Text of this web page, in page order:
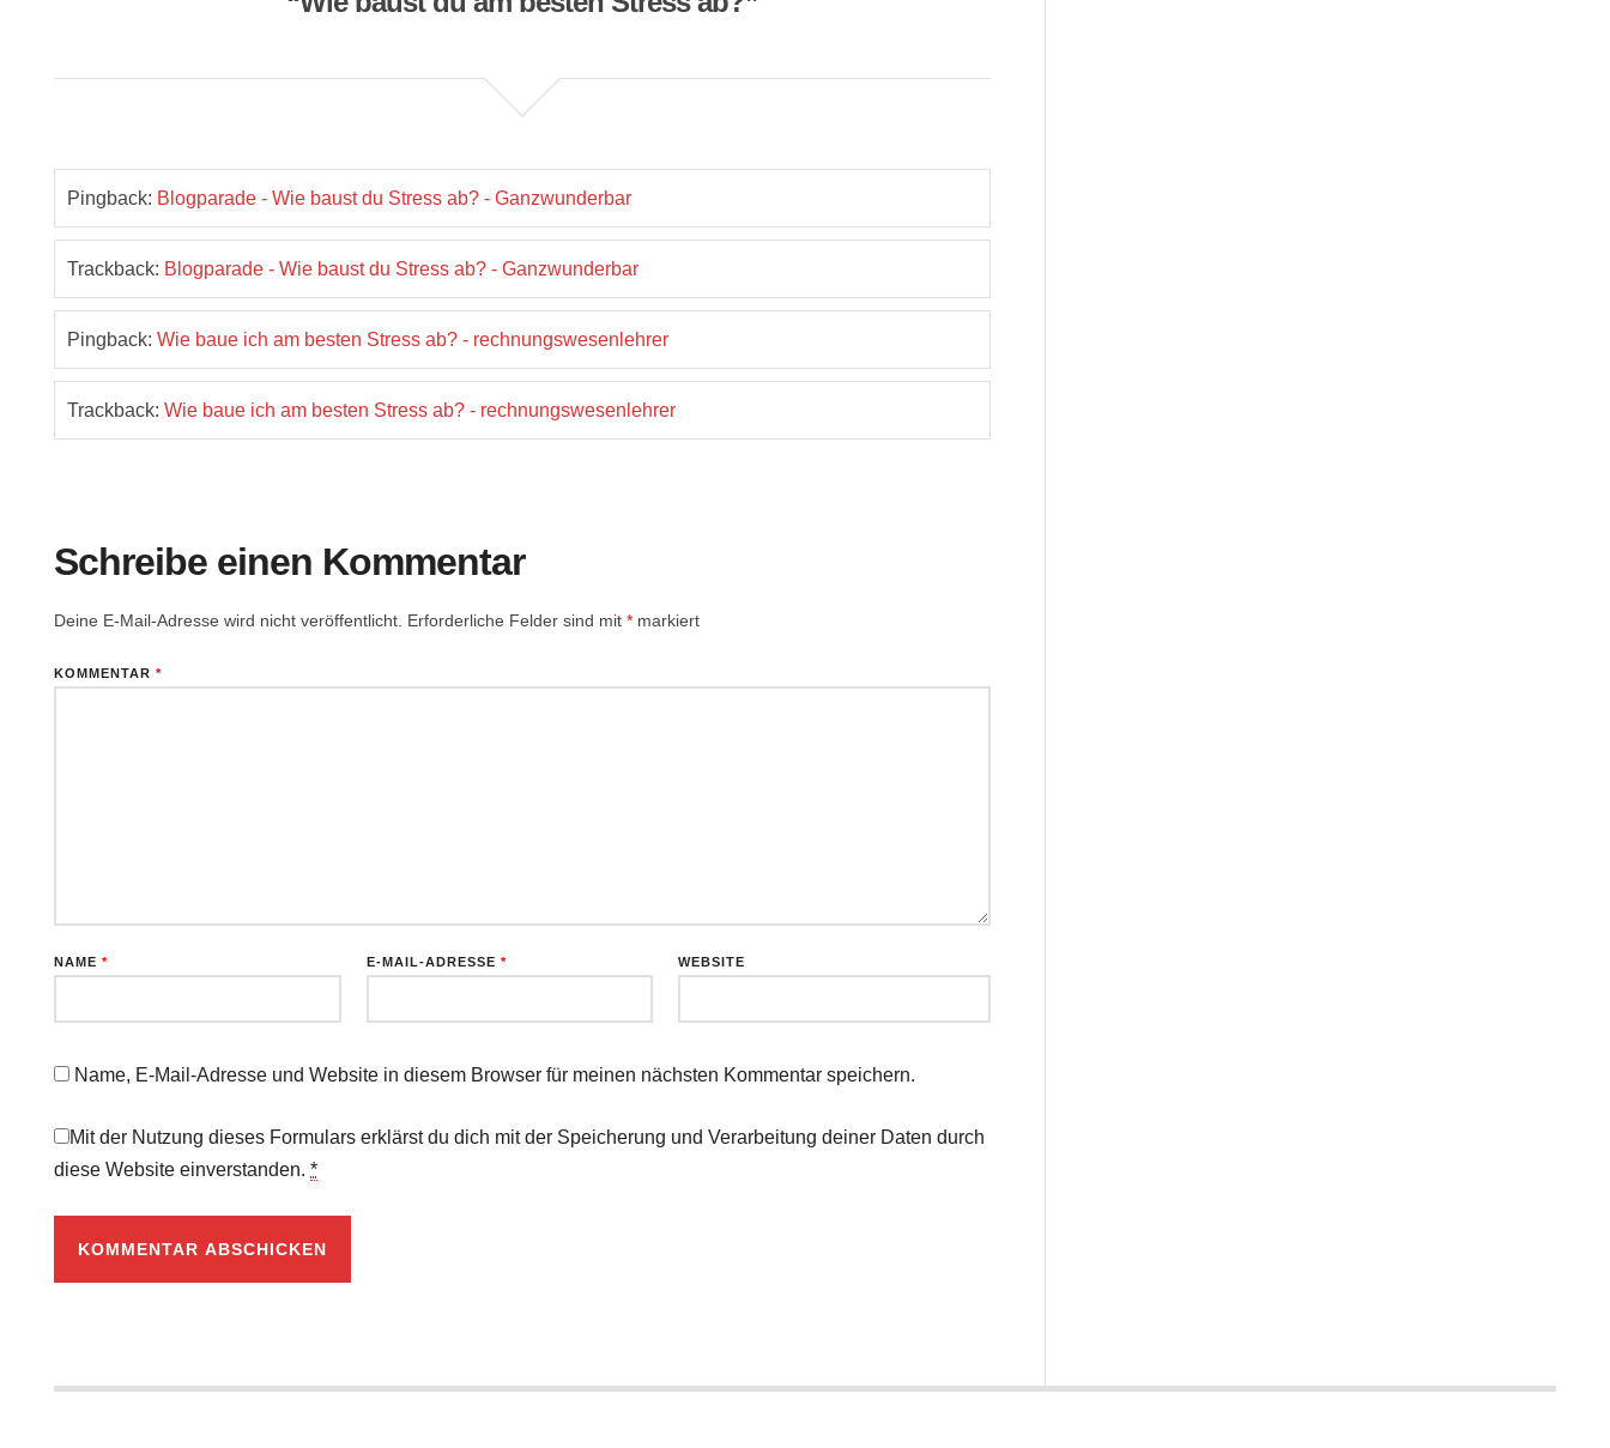
Pingback: Blogparade - Wie baust du Stress ab? - Ganzwunderbar
Trackback: Blogparade - Wie baust du Stress ab? - Ganzwunderbar
Pingback: Wie baue ich am besten Stress ab? - rechnungswesenlehrer
Trackback: Wie baue ich am besten Stress ab? - rechnungswesenlehrer
Schreibe einen Kommentar
Deine E-Mail-Adresse wird nicht veröffentlicht. Erforderliche Felder sind mit * markiert
KOMMENTAR *
NAME * E-MAIL-ADRESSE * WEBSITE
Name, E-Mail-Adresse und Website in diesem Browser für meinen nächsten Kommentar speichern.
Mit der Nutzung dieses Formulars erklärst du dich mit der Speicherung und Verarbeitung deiner Daten durch
diese Website einverstanden. *